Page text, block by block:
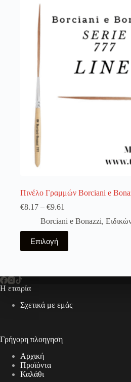
λειτουργία του site. Διαβάστε
Register
← Back to login
Πινέλο Γραμμών Borciani e
€8.17 – €9.61
Borciani e Bonazzi,
Επιλογή
Αυτό
προϊόν
παραλλαγές.
Οι
μπορούν
σελίδα
του
προϊόντος
Η εταιρία
Σχετικά με εμάς
Γρήγορη πλοηγηση
Αρχική
Προϊόντα
Καλάθι